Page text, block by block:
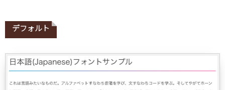
デフォルト